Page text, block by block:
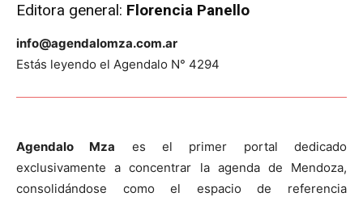
Editora general: Florencia Panello
info@agendalomza.com.ar
Estás leyendo el Agendalo N° 4294
Agendalo Mza es el primer portal dedicado
exclusivamente a concentrar la agenda de Mendoza,
consolidándose como el espacio de referencia